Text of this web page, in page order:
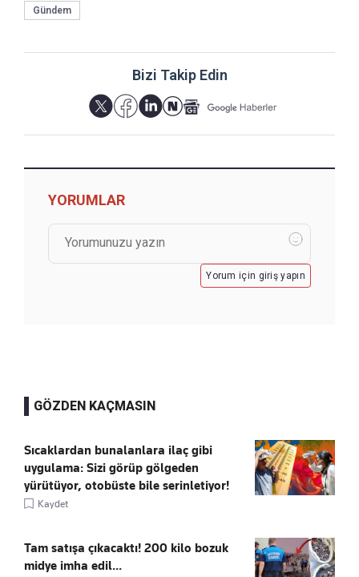
Gündem
Bizi Takip Edin
YORUMLAR
Yorum için giriş yapın
GÖZDEN KAÇMASIN
Sıcaklardan bunalanlara ilaç gibi
uygulama: Sizi görüp gölgeden
yürütüyor, otobüste bile serinletiyor!
Kaydet
Tam satışa çıkacaktı! 200 kilo bozuk
midye imha edil...